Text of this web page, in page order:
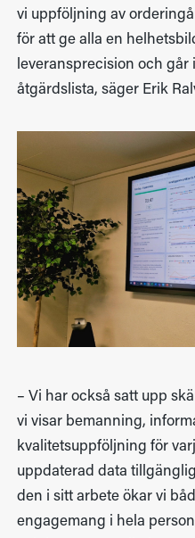
vi uppföljning av
för att ge alla en
leveransprecision och går
åtgärdslista, säger Erik
– Vi har också satt upp
vi visar bemanning,
kvalitetsuppföljning för
uppdaterad data
den i sitt arbete ökar vi
engagemang i hela